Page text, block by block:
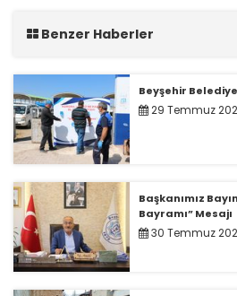
Benzer Haberler
Beyşehir
29 Temmuz
Başkanımız
Bayramı” Mesajı
30 Temmuz